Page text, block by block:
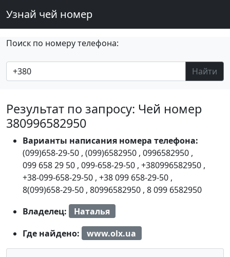
Узнай чей номер
Поиск по номеру телефона:
Найти
Результат по запросу: Чей номер
380996582950
Варианты написания номера телефона:
(099)658-29-50 , (099)6582950 , 0996582950 ,
099 658 29 50 , 099-658-29-50 , +380996582950 ,
+38-099-658-29-50 , +38 099 658-29-50 ,
8(099)658-29-50 , 80996582950 , 8 099 6582950
Владелец:
Наталья
Где найдено:
www.olx.ua